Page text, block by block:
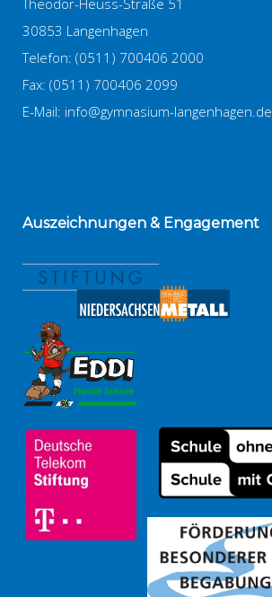
Theodor-Heuss-Straße 51
30853 Langenhagen
Telefon: (0511) 700406 2000
Fax: (0511) 700406 2099
E-Mail: info@gymnasium-langenhagen.de
Auszeichnungen & Engagement